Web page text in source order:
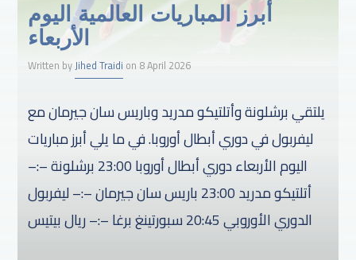
أبرز المباريات العالمية اليوم
الأربعاء
Written byJihed Traidi on 8 April 2026
يلتقي برشلونة وأتلتيكو مدريد وباريس سان جيرمان مع
ليفربول في دوري أبطال أوروبا. في ما يلي أبرز مباريات
اليوم الأربعاء دوري أبطال أوروبا 23:00 برشلونة –:–
أتلتيكو مدريد 23:00 باريس سان جيرمان –:– ليفربول
الدوري الأوروبي 20:45 سبورتينغ برغا –:– ريال بيتيس